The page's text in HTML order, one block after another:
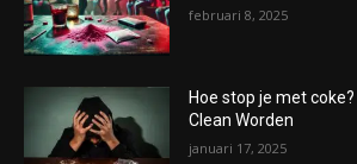
februari 8, 2025
Hoe stop je met
Clean Worden
januari 17, 2025